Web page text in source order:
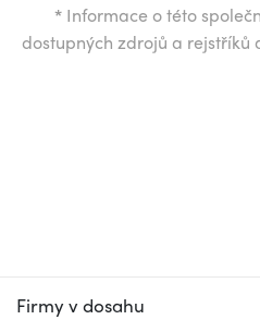
* Informace o této
dostupných zdrojů a rejstříků
Firmy v dosahu